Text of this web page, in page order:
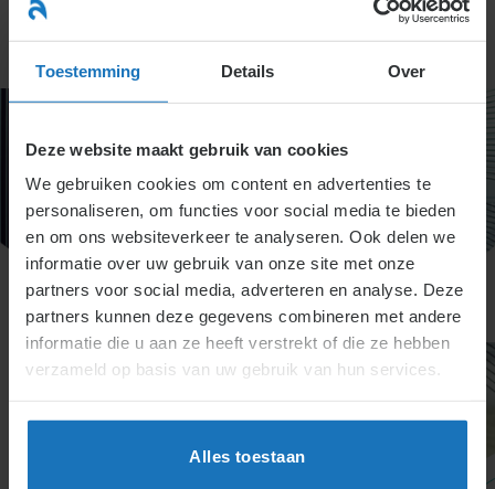
Toestemming Details Over
Deze website maakt gebruik van cookies
We gebruiken cookies om content en advertenties te
personaliseren, om functies voor social media te bieden
en om ons websiteverkeer te analyseren. Ook delen we
informatie over uw gebruik van onze site met onze
partners voor social media, adverteren en analyse. Deze
partners kunnen deze gegevens combineren met andere
informatie die u aan ze heeft verstrekt of die ze hebben
verzameld op basis van uw gebruik van hun services.
Alles toestaan
naar
inhoud